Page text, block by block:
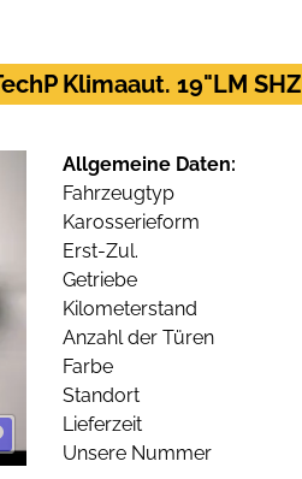
Klimaaut. 19"LM SHZ
Allgemeine Daten:
Fahrzeugtyp
Karosserieform
Erst-Zul.
Getriebe
Kilometerstand
Anzahl der Türen
Farbe
Standort
Lieferzeit
Unsere Nummer